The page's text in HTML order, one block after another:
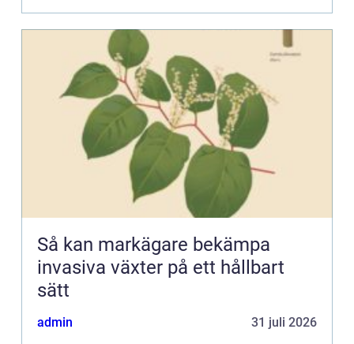
Så kan markägare bekämpa
invasiva växter på ett hållbart
sätt
admin 31 juli 2026